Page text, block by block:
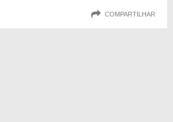
COMPARTILHAR